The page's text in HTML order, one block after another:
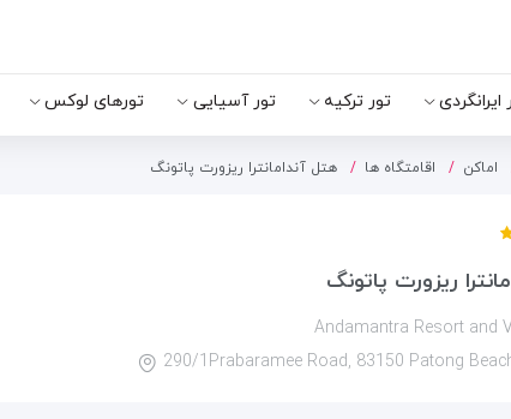
ایرانگردی تور ترکیه تور آسیایی تورهای لوکس
اماکن اقامتگاه ها هتل آندامانترا ریزورت پاتونگ
ریزورت پاتونگ
Andamantra Resort and
290/1Prabaramee Road, 83150 Patong